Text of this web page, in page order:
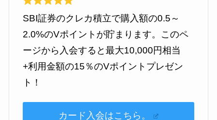
SBI証券のクレカ積立で購入額の0.5～
2.0%のVポイントが貯まります。このペ
ージから入会すると最大10,000円相当
+利用金額の15％のVポイントプレゼン
ト！
カード入会はこちら。